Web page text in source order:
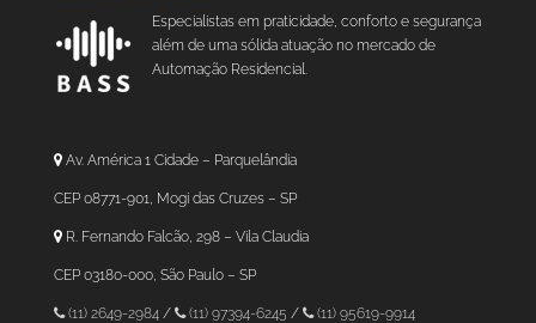
Especialistas em praticidade, conforto e segurança
além de uma sólida atuação no mercado de
Automação Residencial.
Av. América 1 Cidade – Parquelândia
CEP 08771-901, Mogi das Cruzes – SP
R. Fernando Falcão, 298 – Vila Claudia
CEP 03180-000, São Paulo – SP
(11) 2649-2984 / (11) 97394-6245 /
(11) 95619-9914